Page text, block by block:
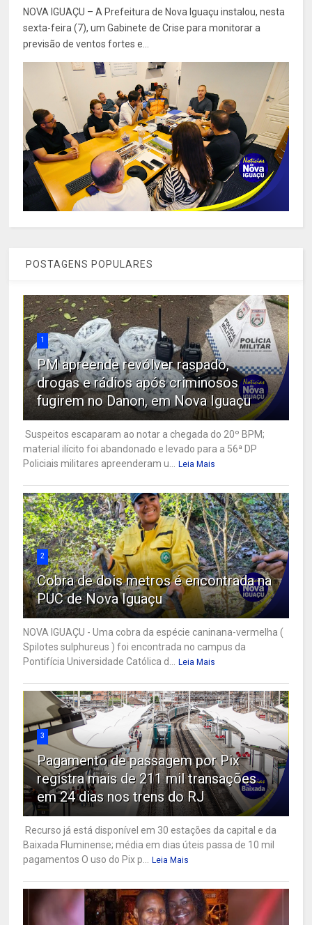
NOVA IGUAÇU – A Prefeitura de Nova Iguaçu instalou, nesta
sexta-feira (7), um Gabinete de Crise para monitorar a
previsão de ventos fortes e...
POSTAGENS POPULARES
1
PM apreende revólver raspado,
drogas e rádios após criminosos
fugirem no Danon, em Nova Iguaçu
Suspeitos escaparam ao notar a chegada do 20º BPM;
material ilícito foi abandonado e levado para a 56ª DP
Policiais militares apreenderam u... Leia Mais
2
Cobra de dois metros é encontrada na
PUC de Nova Iguaçu
NOVA IGUAÇU - Uma cobra da espécie caninana-vermelha (
Spilotes sulphureus ) foi encontrada no campus da
Pontifícia Universidade Católica d... Leia Mais
3
Pagamento de passagem por Pix
registra mais de 211 mil transações
em 24 dias nos trens do RJ
Recurso já está disponível em 30 estações da capital e da
Baixada Fluminense; média em dias úteis passa de 10 mil
pagamentos O uso do Pix p... Leia Mais